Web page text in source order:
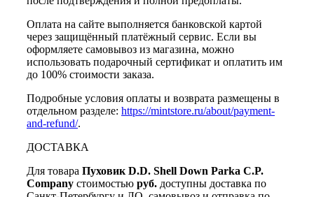
Оплата на сайте выполняется банковской картой
через защищённый платёжный сервис. Если вы
оформляете самовывоз из магазина, можно
использовать подарочный сертификат и оплатить им
до 100% стоимости заказа.
Подробные условия оплаты и возврата размещены в
отдельном разделе: https://mintstore.ru/about/payment-
and-refund/.
ДОСТАВКА
Для товара Пуховик D.D. Shell Down Parka C.P.
Company стоимостью руб. доступны доставка по